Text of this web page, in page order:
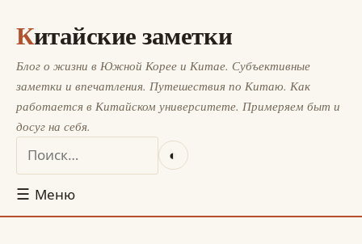
Китайские заметки
Блог о жизни в Южной Корее и Китае. Субъективные
заметки и впечатления. Путешествия по Китаю. Как
работается в Китайском университете. Примеряем быт и
досуг на себя.
◐
☰ Меню